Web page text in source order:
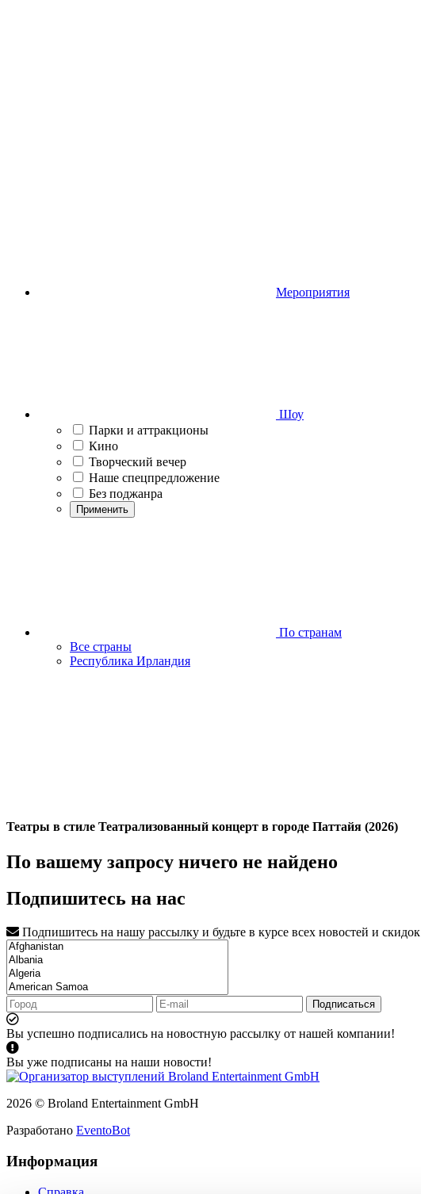
Мероприятия
Шоу
Парки и аттракционы
Кино
Творческий вечер
Наше спецпредложение
Без поджанра
Применить
По странам
Все страны
Республика Ирландия
Театры в стиле Театрализованный концерт в городе Паттайя (2026)
По вашему запросу ничего не найдено
Подпишитесь на нас
Подпишитесь на нашу рассылку и будьте в курсе всех новостей и скидок
Подписаться
Вы успешно подписались на новостную рассылку от нашей компании!
Вы уже подписаны на наши новости!
2026 © Broland Entertainment GmbH
Разработано EventoBot
Информация